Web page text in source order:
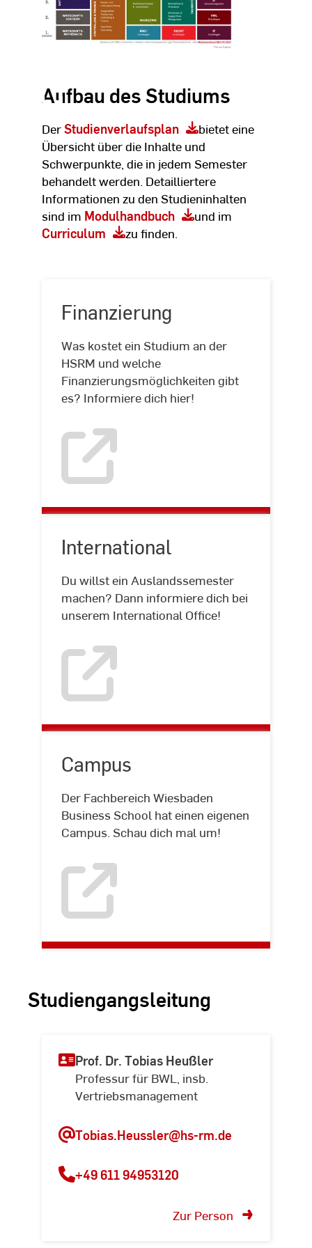
Aufbau des Studiums
DerStudienverlaufsplan
bietet eine
Übersicht über die Inhalte und
Schwerpunkte, die in jedem Semester
behandelt werden. Detailliertere
Informationen zu den Studieninhalten
sind im Modulhandbuch
und im
Curriculum
zu finden.
Finanzierung
Was kostet ein Studium an der
HSRM und welche
Finanzierungsmöglichkeiten gibt
es? Informiere dich hier!
International
Du willst ein Auslandssemester
machen? Dann informiere dich bei
unserem International Office!
Campus
Der Fachbereich Wiesbaden
Business School hat einen eigenen
Campus. Schau dich mal um!
Studiengangsleitung
Prof. Dr. Tobias Heußler
Professur für BWL, insb.
Vertriebsmanagement
Tobias.Heussler@hs-rm.de
+49 611 94953120
Zur Person
Dein Studium. Deine